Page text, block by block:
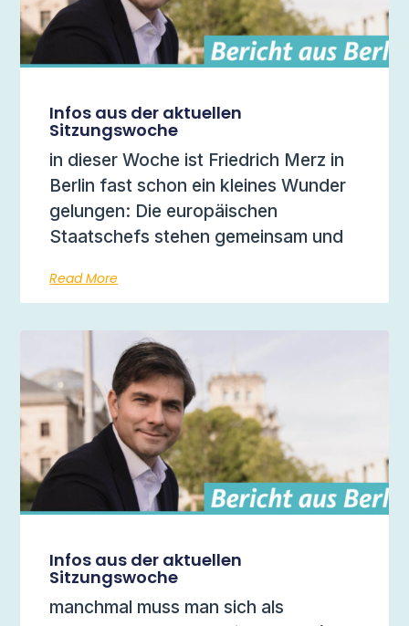
Infos aus der aktuellen
Sitzungswoche
in dieser Woche ist Friedrich Merz in
Berlin fast schon ein kleines Wunder
gelungen: Die europäischen
Staatschefs stehen gemeinsam und
Read More
Infos aus der aktuellen
Sitzungswoche
manchmal muss man sich als